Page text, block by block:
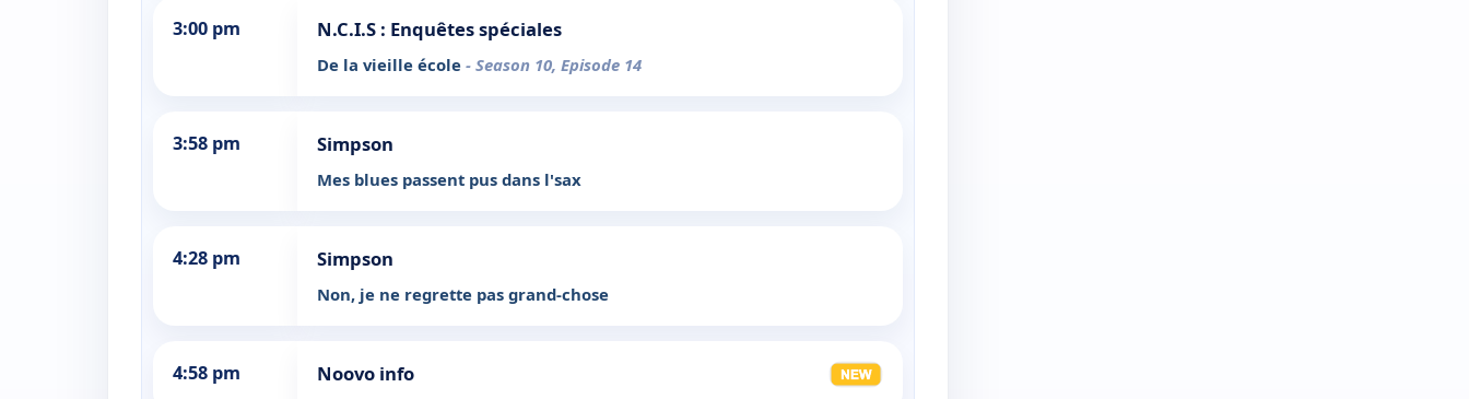
3:00 pm N.C.I.S : Enquêtes spéciales
De la vieille école - Season 10, Episode 14
3:58 pm Simpson
Mes blues passent pus dans l'sax
4:28 pm Simpson
Non, je ne regrette pas grand-chose
4:58 pm Noovo info